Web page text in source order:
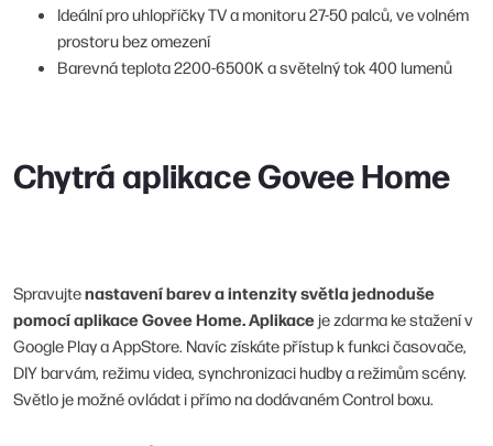
Ideální pro uhlopříčky TV a monitoru 27-50 palců, ve volném
prostoru bez omezení
Barevná teplota 2200-6500K a světelný tok 400 lumenů
Chytrá aplikace Govee Home
Spravujtenastavení barev a intenzity světla jednoduše
pomocí aplikace Govee Home. Aplikace je zdarma ke stažení v
Google Play a AppStore. Navíc získáte přístup k funkci časovače,
DIY barvám, režimu videa, synchronizaci hudby a režimům scény.
Světlo je možné ovládat i přímo na dodávaném Control boxu.